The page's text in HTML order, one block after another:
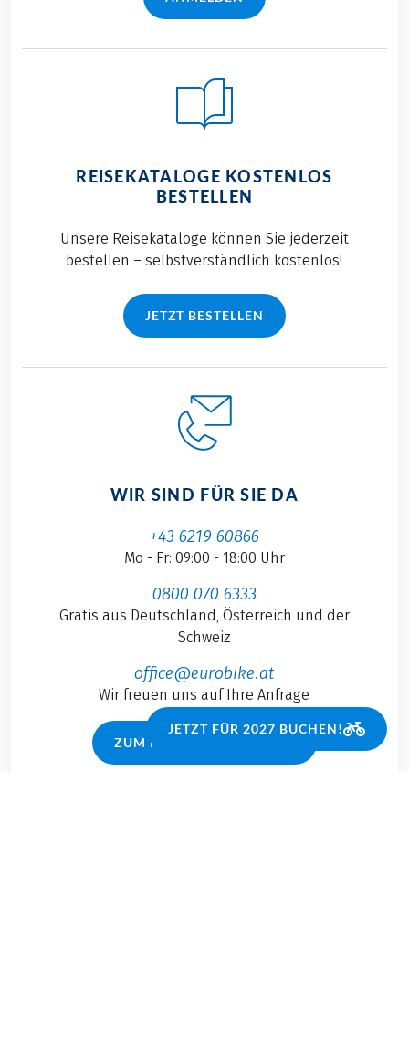
REISEKATALOGE KOSTENLOS
BESTELLEN
Unsere Reisekataloge können Sie jederzeit
bestellen – selbstverständlich kostenlos!
JETZT BESTELLEN
WIR SIND FÜR SIE DA
+43 6219 60866
Mo - Fr: 09:00 - 18:00 Uhr
0800 070 6333
Gratis aus Deutschland, Österreich und der
Schweiz
office@eurobike.at
Wir freuen uns auf Ihre Anfrage
ZUM KONTAKTFORMULAR
JETZT FÜR 2027 BUCHEN!